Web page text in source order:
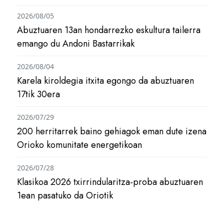
Abuztuaren 13an hondarrezko eskultura tailerra
emango du Andoni Bastarrikak
2026/08/05
Karela kiroldegia itxita egongo da abuztuaren
17tik 30era
2026/08/04
200 herritarrek baino gehiagok eman dute izena
Orioko komunitate energetikoan
2026/07/29
Klasikoa 2026 txirrindularitza-proba abuztuaren
1ean pasatuko da Oriotik
2026/07/28